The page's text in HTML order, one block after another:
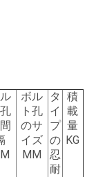
ボル
ト孔
のサ
イズ
MM
タ
イ
プ
の
忍
耐
積
載
量
KG